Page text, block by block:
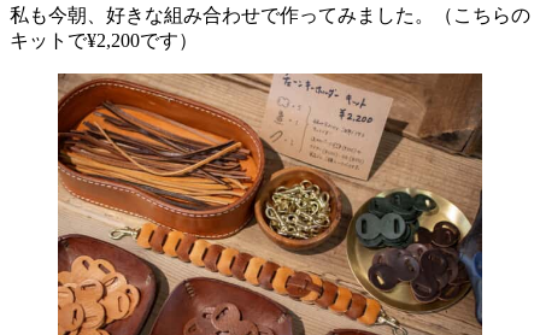
私も今朝、好きな組み合わせで作ってみました。（こちらの
キットで¥2,200です）